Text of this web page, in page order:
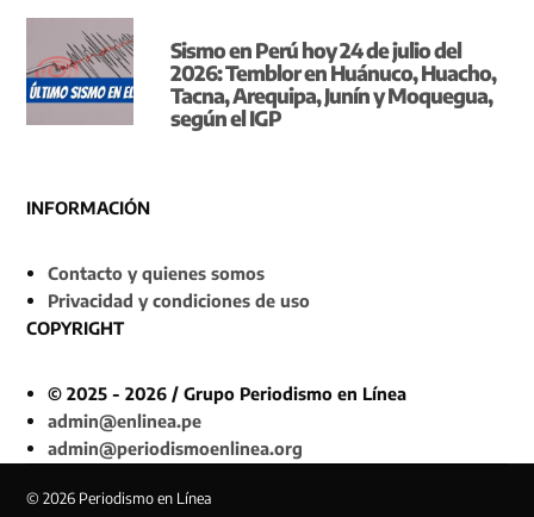
Sismo en Perú hoy 24 de julio del
2026: Temblor en Huánuco, Huacho,
Tacna, Arequipa, Junín y Moquegua,
según el IGP
INFORMACIÓN
Contacto y quienes somos
Privacidad y condiciones de uso
COPYRIGHT
© 2025 - 2026 / Grupo Periodismo en Línea
admin@enlinea.pe
admin@periodismoenlinea.org
© 2026 Periodismo en Línea